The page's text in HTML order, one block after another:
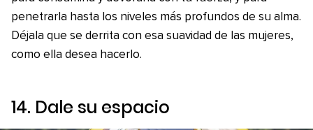
penetrarla hasta los niveles más profundos de su alma.
Déjala que se derrita con esa suavidad de las mujeres,
como ella desea hacerlo.
14. Dale su espacio